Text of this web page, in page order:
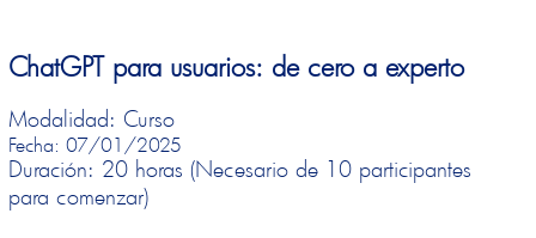
ChatGPT para usuarios: de cero a experto
Modalidad: Curso
Fecha: 07/01/2025
Duración: 20 horas (Necesario de 10 participantes
para comenzar)